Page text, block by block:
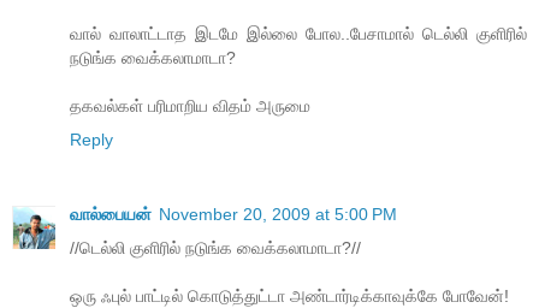
வால் வாலாட்டாத இடமே இல்லை போல..பேசாமால் டெல்லி குளிரில்
நடுங்க வைக்கலாமாடா?
தகவல்கள் பரிமாறிய விதம் அருமை
Reply
வால்பையன் November 20, 2009 at 5:00 PM
//டெல்லி குளிரில் நடுங்க வைக்கலாமாடா?//
ஒரு ஃபுல் பாட்டில் கொடுத்துட்டா அண்டார்டிக்காவுக்கே போவேன்!